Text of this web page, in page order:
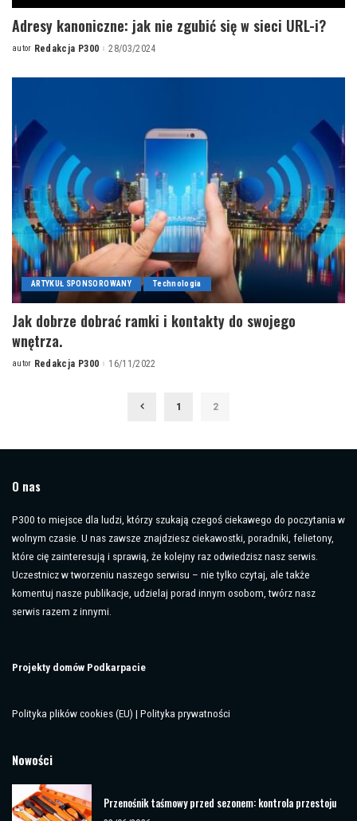
Adresy kanoniczne: jak nie zgubić się w sieci URL-i?
Posted
autor Redakcja P300 28/03/2024
ARTYKUŁ SPONSOROWANY Technologia
Jak dobrze dobrać ramki i kontakty do swojego
wnętrza.
Posted
autor Redakcja P300 16/11/2022
1 2
O nas
P300 to miejsce dla ludzi, którzy szukają czegoś ciekawego do poczytania w
wolnym czasie. U nas zawsze znajdziesz ciekawostki, poradniki, felietony,
które cię zainteresują i sprawią, że kolejny raz odwiedzisz nasz serwis.
Uczestnicz w tworzeniu naszego serwisu – nie tylko czytaj, ale także
komentuj nasze publikacje, udzielaj porad innym osobom, twórz nasz
serwis razem z innymi.
Projekty domów Podkarpacie
Polityka plików cookies (EU) | Polityka prywatności
Nowości
Przenośnik taśmowy przed sezonem: kontrola przestoju